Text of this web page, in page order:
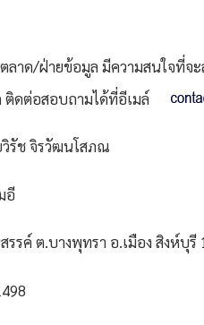
ลาด/ฝ่ายข้อมูล มีความสนใจที่
ติดต่อสอบถามได้ที่อีเมล์
รัช จิรวัฒนโสภณ
อี
รค์ ต.บางพุทรา อ.เมือง สิงห์บุรี